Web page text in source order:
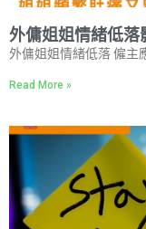
外傭姐姐情緒低落
外傭姐姐情緒低落 僱主
Read More »